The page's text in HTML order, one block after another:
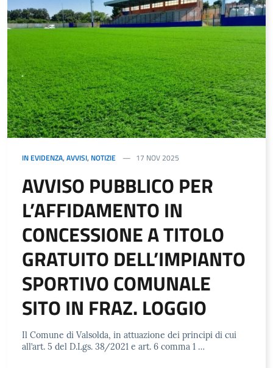
IN EVIDENZA, AVVISI, NOTIZIE 17 NOV 2025
AVVISO PUBBLICO PER
L’AFFIDAMENTO IN
CONCESSIONE A TITOLO
GRATUITO DELL’IMPIANTO
SPORTIVO COMUNALE
SITO IN FRAZ. LOGGIO
Il Comune di Valsolda, in attuazione dei principi di cui
all’art. 5 del D.Lgs. 38/2021 e art. 6 comma 1 …